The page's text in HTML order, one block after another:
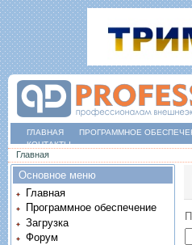
ГЛАВНАЯ ПРОГРАММНОЕ
КОНТАКТЫ
Вы здесь
Главная
Основное меню
Главная
Программное обеспечение
Загрузка
Форум